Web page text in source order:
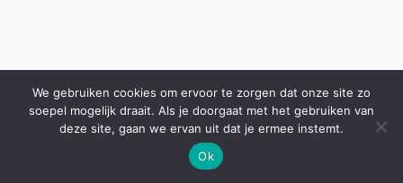
We gebruiken cookies om ervoor te zorgen dat onze site zo
soepel mogelijk draait. Als je doorgaat met het gebruiken van
deze site, gaan we ervan uit dat je ermee instemt.
Ok